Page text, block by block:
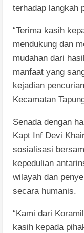
terhadap langkah
“Terima kasih
mendukung dan
mudahan dari
manfaat yang
kejadian
Kecamatan
Senada dengan
Kapt Inf Devi
sosialisasi
kepedulian
wilayah dan
secara humanis.
“Kami dari
kasih kepada